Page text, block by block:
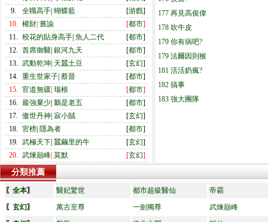
9.
全職高手 蝴蝶藍 [游戲]
10. 權財 嘗諭 [都市]
11. 校花的貼身高手 魚人二代 [都市]
12. 首席御醫 銀河九天 [都市]
13. 武動乾坤 天蠶土豆 [玄幻]
14. 重生世家子 蔡晉 [都市]
15. 官道無疆 瑞根 [都市]
16. 最強棄少 鵝是老五 [都市]
17. 傲世丹神 寂小賊 [玄幻]
18. 官榜 隱為者 [都市]
19. 武極天下 蠶繭里的牛 [玄幻]
20. 武煉巔峰 莫默 [玄幻]
177 再見高俊偉
178 吹牛皮
179 你有病吧?
179 法爾因則猴
181 活活奶瘋?
182 搞事
183 強大團隊
分類推薦
〖 全本〗 醫妃驚世 都市超級醫仙
帝霸
〖 玄幻〗 萬古至尊 一劍獨尊
武煉巔峰